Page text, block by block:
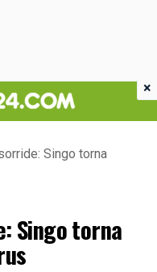
Singo torna
Singo torna
×